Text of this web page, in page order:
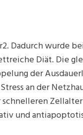
Dadurch wurde
Diät. Die
der
an der
und